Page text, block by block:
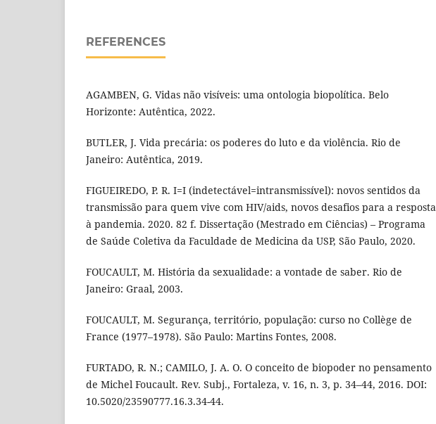
REFERENCES
AGAMBEN, G. Vidas não visíveis: uma ontologia biopolítica. Belo
Horizonte: Autêntica, 2022.
BUTLER, J. Vida precária: os poderes do luto e da violência. Rio de
Janeiro: Autêntica, 2019.
FIGUEIREDO, P. R. I=I (indetectável=intransmissível): novos sentidos da
transmissão para quem vive com HIV/aids, novos desafios para a resposta
à pandemia. 2020. 82 f. Dissertação (Mestrado em Ciências) – Programa
de Saúde Coletiva da Faculdade de Medicina da USP, São Paulo, 2020.
FOUCAULT, M. História da sexualidade: a vontade de saber. Rio de
Janeiro: Graal, 2003.
FOUCAULT, M. Segurança, território, população: curso no Collège de
France (1977–1978). São Paulo: Martins Fontes, 2008.
FURTADO, R. N.; CAMILO, J. A. O. O conceito de biopoder no pensamento
de Michel Foucault. Rev. Subj., Fortaleza, v. 16, n. 3, p. 34–44, 2016. DOI:
10.5020/23590777.16.3.34-44.